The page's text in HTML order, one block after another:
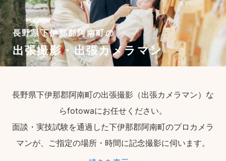
長野県下伊那郡阿南町の
出張撮影・出張カメラマン
長野県下伊那郡阿南町の出張撮影（出張カメラマン）な
らfotowaにお任せください。
面談・実技試験を通過した下伊那郡阿南町のプロカメラ
マンが、ご指定の場所・時間に記念撮影に伺います。